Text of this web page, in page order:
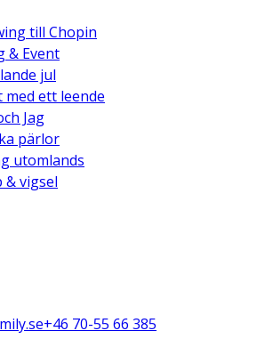
till Chopin
& Event
jul
med ett leende
Jag
pärlor
utomlands
& vigsel
+46 70-55 66 385